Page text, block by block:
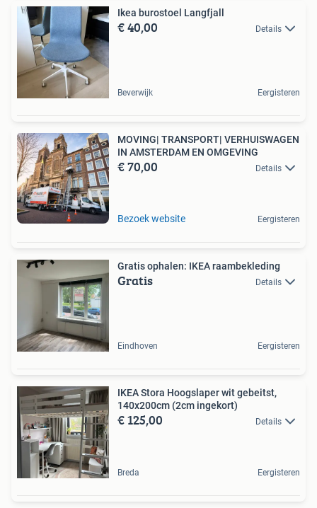
Ikea burostoel Langfjall
€ 40,00 Details
Beverwijk Eergisteren
MOVING| TRANSPORT| VERHUISWAGEN
IN AMSTERDAM EN OMGEVING
€ 70,00 Details
Bezoek website Eergisteren
Gratis ophalen: IKEA raambekleding
Gratis Details
Eindhoven Eergisteren
IKEA Stora Hoogslaper wit gebeitst,
140x200cm (2cm ingekort)
€ 125,00 Details
Breda Eergisteren